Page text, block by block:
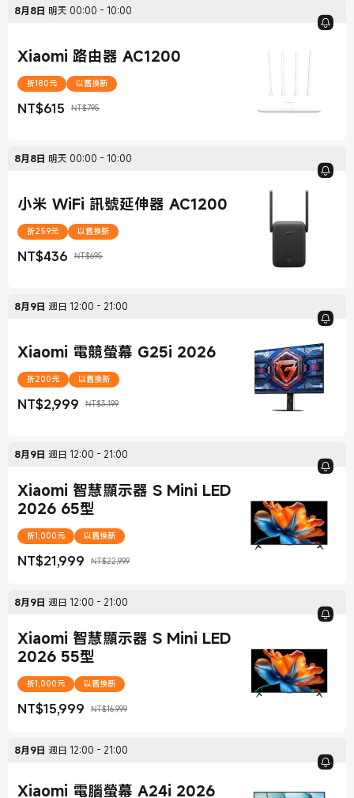
8月8日 明天 00:00 - 10:00
Xiaomi 路由器 AC1200
折180元 以舊換新
NT$615
現價 NT$615 NT$795
銷售價格 NT$795
8月8日 明天 00:00 - 10:00
小米 WiFi 訊號延伸器 AC1200
折259元 以舊換新
NT$436
現價 NT$436 NT$695
銷售價格 NT$695
8月9日 週日 12:00 - 21:00
Xiaomi 電競螢幕 G25i 2026
折200元 以舊換新
NT$2,999
現價 NT$2,999 NT$3,199
銷售價格 NT$3,199
8月9日 週日 12:00 - 21:00
Xiaomi 智慧顯示器 S Mini LED
2026 65型
折1,000元 以舊換新
NT$21,999
現價 NT$21,999 NT$22,999
銷售價格 NT$22,999
8月9日 週日 12:00 - 21:00
Xiaomi 智慧顯示器 S Mini LED
2026 55型
折1,000元 以舊換新
NT$15,999
現價 NT$15,999 NT$16,999
銷售價格 NT$16,999
8月9日 週日 12:00 - 21:00
Xiaomi 電腦螢幕 A24i 2026